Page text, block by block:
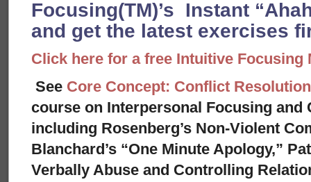
Focusing(TM)’s Instant
and get the latest exercises
Click here for a free Intuitive Focusing
See Core Concept: Conflict Resolution
course on Interpersonal Focusing and
including Rosenberg’s Non-Violent
Blanchard’s “One Minute Apology,”
Verbally Abuse and Controlling